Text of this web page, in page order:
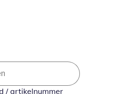
/ artikelnummer